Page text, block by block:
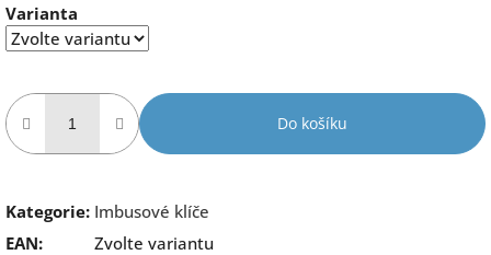
Varianta
Do košíku
Kategorie: Imbusové klíče
EAN: Zvolte variantu